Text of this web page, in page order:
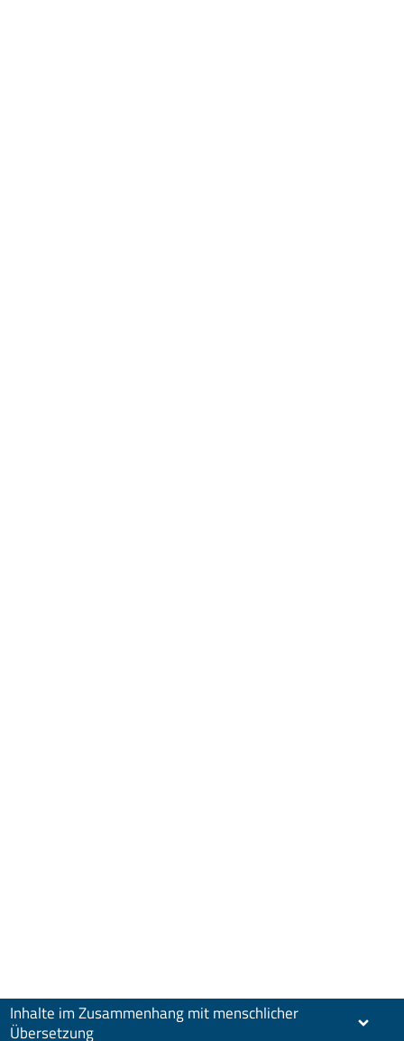
Inhalte im Zusammenhang mit menschlicher
Übersetzung